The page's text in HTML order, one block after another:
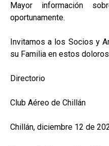
Mayor información
oportunamente.
Invitamos a los Socios y
su Familia en estos
Directorio
Club Aéreo de Chillán
Chillán, diciembre 12 de